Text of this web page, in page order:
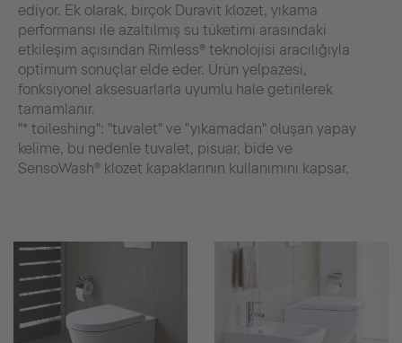
ediyor. Ek olarak, birçok Duravit klozet, yıkama
performansı ile azaltılmış su tüketimi arasındaki
etkileşim açısından Rimless® teknolojisi aracılığıyla
optimum sonuçlar elde eder. Ürün yelpazesi,
fonksiyonel aksesuarlarla uyumlu hale getirilerek
tamamlanır.
"* toileshing": "tuvalet" ve "yıkamadan" oluşan yapay
kelime, bu nedenle tuvalet, pisuar, bide ve
SensoWash® klozet kapaklarının kullanımını kapsar.